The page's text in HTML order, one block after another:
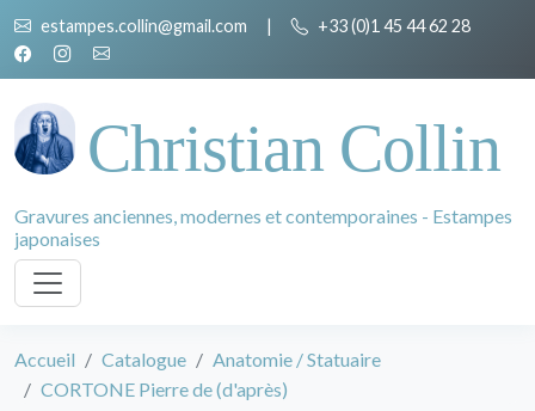
estampes.collin@gmail.com | +33 (0)1 45 44 62 28
Christian Collin
Gravures anciennes, modernes et contemporaines - Estampes
japonaises
Accueil Catalogue
Anatomie / Statuaire
CORTONE Pierre de (d'après)